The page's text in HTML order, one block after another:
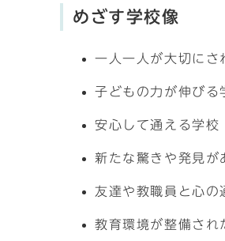
めざす学校像
一人一人が大切にさ
子どもの力が伸びる
安心して通える学校
新たな驚きや発見が
友達や教職員と心の
教育環境が整備され